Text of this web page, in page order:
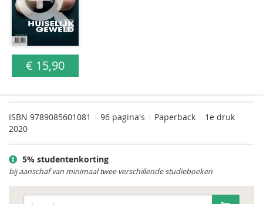
€ 15,90
ISBN 9789085601081 96 pagina's Paperback
1e druk
2020
5% studentenkorting
bij aanschaf van minimaal twee verschillende studieboeken